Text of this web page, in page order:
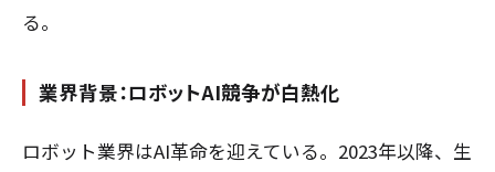
る。
業界背景：ロボットAI競争が白熱化
ロボット業界はAI革命を迎えている。2023年以降、生